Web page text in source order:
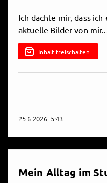
Ich dachte mir, dass
aktuelle Bilder von
Inhalt freischalten
25.6.2026, 5:43
Mein Alltag im